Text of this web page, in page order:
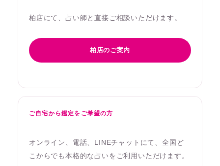
柏店にて、占い師と直接ご相談いただけます。
柏店のご案内
ご自宅から鑑定をご希望の方
オンライン、電話、LINEチャットにて、全国ど
こからでも本格的な占いをご利用いただけます。